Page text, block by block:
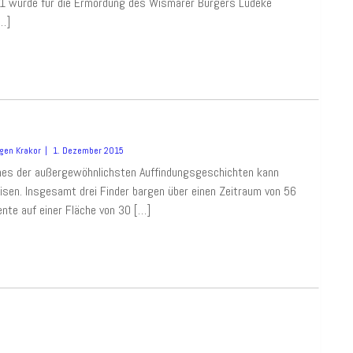
Krakor 1. Dezember 2015
der außergewöhnlichsten Auffindungsgeschichten kann
Insgesamt drei Finder bargen über einen Zeitraum von 56
auf einer Fläche von 30 […]